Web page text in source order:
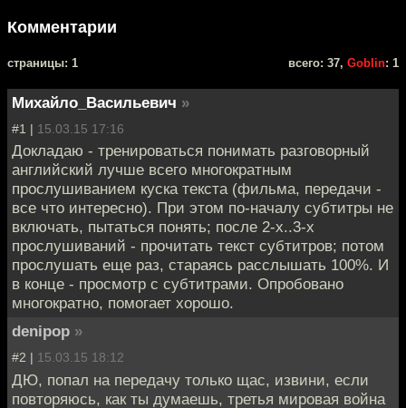
Комментарии
cтраницы: 1 всего: 37, Goblin: 1
Михайло_Васильевич »
#1 | 15.03.15 17:16
Докладаю - тренироваться понимать разговорный
английский лучше всего многократным
прослушиванием куска текста (фильма, передачи -
все что интересно). При этом по-началу субтитры не
включать, пытаться понять; после 2-х..3-х
прослушиваний - прочитать текст субтитров; потом
прослушать еще раз, стараясь расслышать 100%. И
в конце - просмотр с субтитрами. Опробовано
многократно, помогает хорошо.
denipop »
#2 | 15.03.15 18:12
ДЮ, попал на передачу только щас, извини, если
повторяюсь, как ты думаешь, третья мировая война